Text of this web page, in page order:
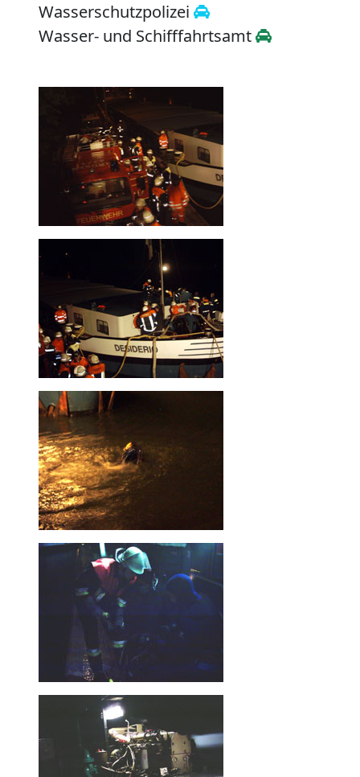
Wasserschutzpolizei
Wasser- und Schifffahrtsamt